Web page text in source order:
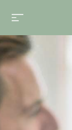
Toute l'actualité